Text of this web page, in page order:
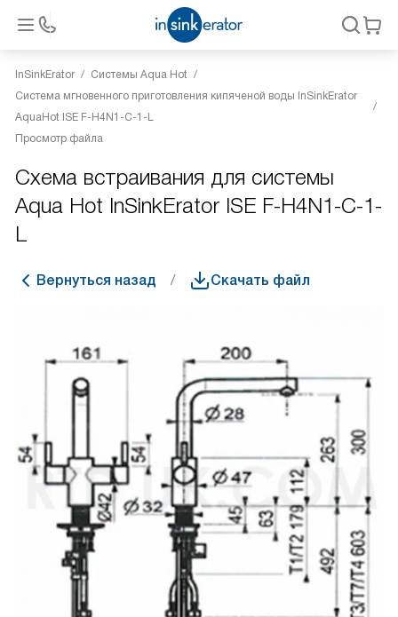
InSinkErator
Системы Aqua Hot
Система мгновенного приготовления кипяченой воды InSinkErator
AquaHot ISE F-H4N1-C-1-L
Просмотр файла
Схема встраивания для системы
Aqua Hot InSinkErator ISE F-H4N1-C-1-
L
Вернуться назад Скачать файл